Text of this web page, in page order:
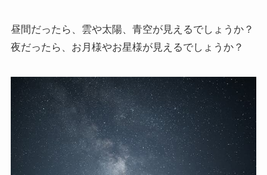
昼間だったら、雲や太陽、青空が見えるでしょうか？
夜だったら、お月様やお星様が見えるでしょうか？